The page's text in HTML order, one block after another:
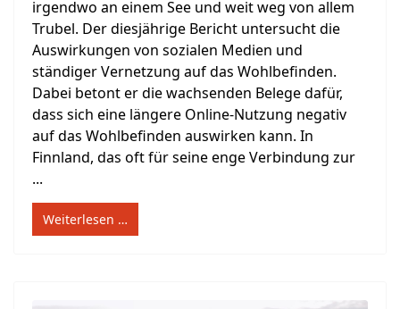
irgendwo an einem See und weit weg von allem
Trubel. Der diesjährige Bericht untersucht die
Auswirkungen von sozialen Medien und
ständiger Vernetzung auf das Wohlbefinden.
Dabei betont er die wachsenden Belege dafür,
dass sich eine längere Online-Nutzung negativ
auf das Wohlbefinden auswirken kann. In
Finnland, das oft für seine enge Verbindung zur
...
Weiterlesen …